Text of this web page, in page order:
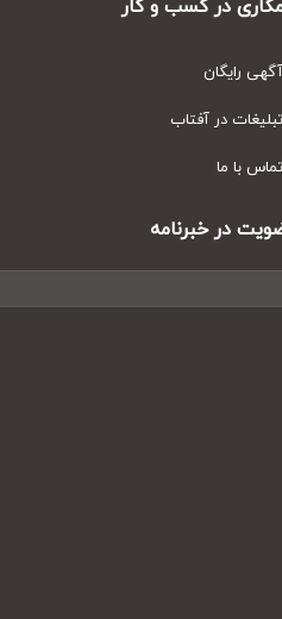
در کسب و کار
رایگان
در آفتاب
با ما
در خبرنامه